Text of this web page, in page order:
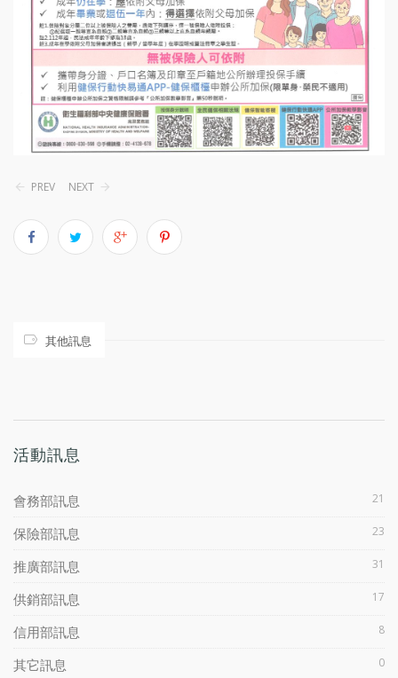
PREV NEXT
其他訊息
活動訊息
會務部訊息 21
保險部訊息 23
推廣部訊息 31
供銷部訊息 17
信用部訊息 8
其它訊息 0